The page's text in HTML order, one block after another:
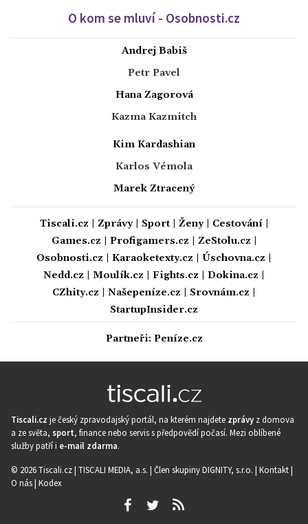
O kom se mluví - Osobnosti.cz
Andrej Babiš
Petr Pavel
Hana Zagorová
Kazma Kazmitch
Kim Kardashian
Karlos Vémola
Marek Ztracený
Tiscali.cz Zprávy| Sport| Ženy| Cestování|
Games.cz
Profigamers.cz ZeStolu.cz
Osobnosti.cz
Karaoketexty.cz Úschovna.cz
Nedd.cz
Moulík.cz Fights.cz Dokina.cz
CZhity.cz
Našepeníze.cz Srovnám.cz
StartupInsider.cz
Partneři: Peníze.cz
Tiscali.cz je český zpravodajský portál, na kterém najdete zprávy z domova
a ze světa, sport, finance nebo servis s předpovědí počasí. Mezi oblíbené
služby patří i e-mail zdarma.
© 2026 Tiscali.cz | TISCALI MEDIA, a.s. | Člen skupiny DIGNITY, s.r.o. | Kontakt|
O nás| Kodex